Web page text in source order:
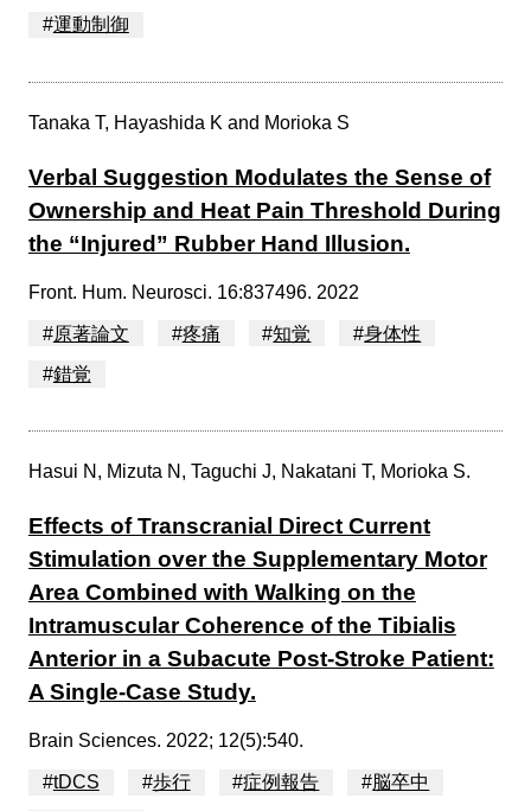
#運動制御
Tanaka T, Hayashida K and Morioka S
Verbal Suggestion Modulates the Sense of
Ownership and Heat Pain Threshold During
the “Injured” Rubber Hand Illusion.
Front. Hum. Neurosci. 16:837496. 2022
#原著論文 #疼痛 #知覚 #身体性
#錯覚
Hasui N, Mizuta N, Taguchi J, Nakatani T, Morioka S.
Effects of Transcranial Direct Current
Stimulation over the Supplementary Motor
Area Combined with Walking on the
Intramuscular Coherence of the Tibialis
Anterior in a Subacute Post-Stroke Patient:
A Single-Case Study.
Brain Sciences. 2022; 12(5):540.
#tDCS #歩行 #症例報告 #脳卒中